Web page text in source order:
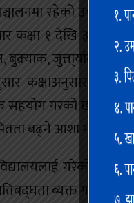
रहेको उक्त
कक्षा १ देखि ३ सम्मका
जुत्ता्र्याक
कक्षाअनुसारको
सहयोग गरको छ ।
बढ्ने आशा गरिएको
गरेको
ब्यक्त गर्दै